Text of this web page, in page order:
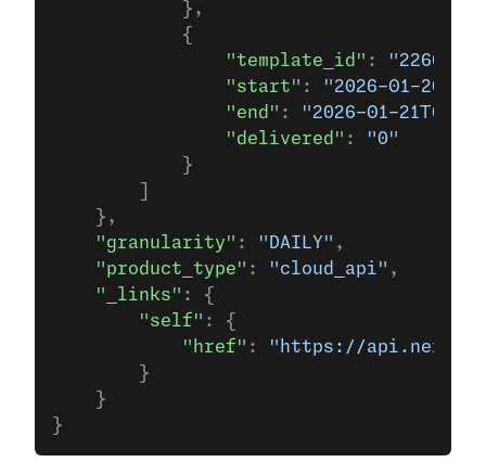
            },
            {
                "template_id"
:
                "start"
:
"2026-01-
                "end"
:
"2026-01-
                "delivered"
:
"0"
            }
    },
    "granularity"
: "DAILY" ,
    "product_type"
: "cloud_api" ,
    "_links"
: {
        "self"
: {
            "href"
:
"https://
        }
    }
}